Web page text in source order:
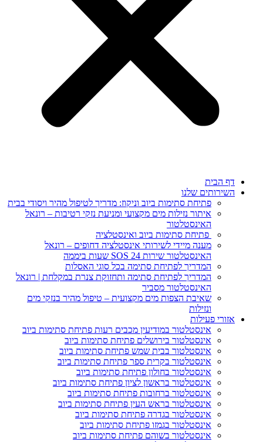
הבית
שלנו
פתיחת סתימות ביוב וניקוז: מדריך לטיפול מהיר ויסודי בבית
איתור נזילות מים מקצועי ומניעת נזקי רטיבות – רונאל
האינסטלטור
פתיחת סתימות ביוב ואינסטלציה
מענה מיידי לשירותי אינסטלציה דחופים – רונאל
האינסטלטור שירות SOS 24 שעות ביממה
המדריך לפתיחת סתימה בכל סוגי האסלות
המדריך לפתיחת סתימה ותחזוקת צנרת במקלחת | רונאל
האינסטלטור מסביר
שאיבת הצפות מים מקצועית – טיפול מהיר בנזקי מים
פעילות
אינסטלטור במודיעין מכבים רעות פתיחת סתימות ביוב
אינסטלטור בירושלים פתיחת סתימות ביוב
אינסטלטור בבית שמש פתיחת סתימות ביוב
אינסטלטור בקרית ספר פתיחת סתימות ביוב
אינסטלטור בחולון פתיחת סתימות ביוב
אינסטלטור בראשון לציון פתיחת סתימות ביוב
אינסטלטור ברחובות פתיחת סתימות ביוב
אינסטלטור בראש העין פתיחת סתימות ביוב
אינסטלטור בגדרה פתיחת סתימות ביוב
אינסטלטור בגמזו פתיחת סתימות ביוב
אינסטלטור בשוהם פתיחת סתימות ביוב